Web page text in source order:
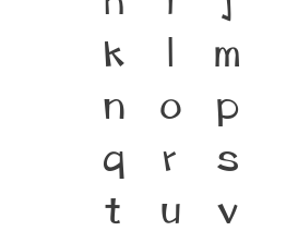
k
l
m
n
o
p
q
r
s
t
u
v